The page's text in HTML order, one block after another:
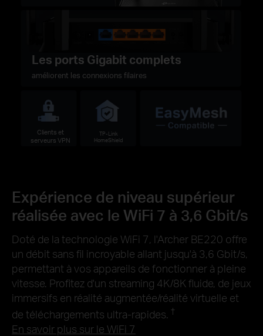
Les ports Gigabit complets
améliorent les connexions filaires
Clients et
serveurs VPN
TP-Link
HomeShield
Expérience de niveau supérieur
réalisée avec le WiFi 7 à 3,6 Gbit/s
Doté de la technologie WiFi 7, l'Archer BE220 offre
un débit sans fil incroyable allant jusqu'à 3,6 Gbit/s,
permettant à vos appareils de fonctionner à pleine
vitesse. Profitez d'un streaming 4K/8K fluide, de jeux
immersifs en réalité augmentée/réalité virtuelle et
de téléchargements ultra-rapides. †
En savoir plus sur le WiFi 7